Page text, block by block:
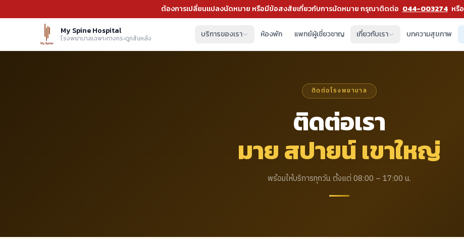
ต้องการเปลี่ยนแปลงนัดหมาย หรือมีข้อสงสัยเกี่ยวกับการนัดหมาย กรุณาติดต่อ 044-003274 หรือ
My Spine Hospital
โรงพยาบาลเฉพาะทางกระดูกสันหลัง บริการของเรา ห้องพัก แพทย์ผู้เชี่ยวชาญ เกี่ยวกับเรา บทความสุขภาพ
ติดต่อโรงพยาบาล
ติดต่อเรา
มาย สปายน์ เขาใหญ่
พร้อมให้บริการทุกวัน ตั้งแต่ 08:00 – 17:00 น.